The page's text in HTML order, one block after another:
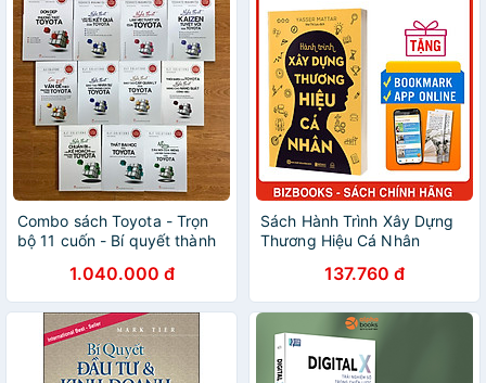
Combo sách Toyota - Trọn
bộ 11 cuốn - Bí quyết thành
hàng đầu thế giới
1.040.000 đ
Sách Hành Trình Xây Dựng
Thương Hiệu Cá Nhân
137.760 đ